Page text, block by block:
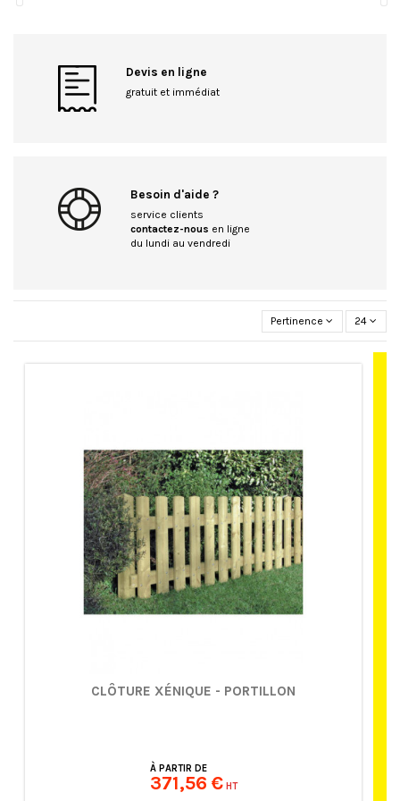
Devis en ligne
gratuit et immédiat
Besoin d'aide ?
service clients
contactez-nous en ligne
du lundi au vendredi
Pertinence 24
CLÔTURE XÉNIQUE - PORTILLON
À PARTIR DE
371,56 € HT